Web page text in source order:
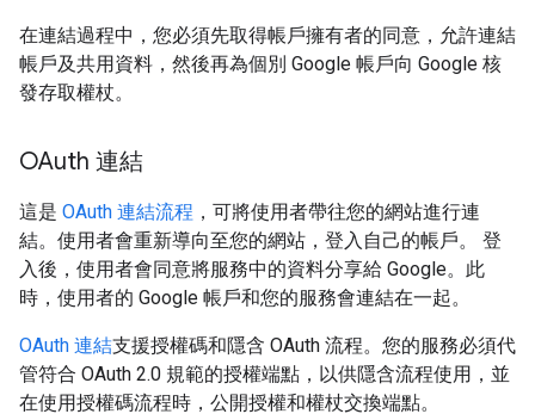
在連結過程中，您必須先取得帳戶擁有者的同意，允許連結
帳戶及共用資料，然後再為個別 Google 帳戶向 Google 核
發存取權杖。
OAuth 連結
這是 OAuth 連結流程 ，可將使用者帶往您的網站進行連
結。使用者會重新導向至您的網站，登入自己的帳戶。 登
入後，使用者會同意將服務中的資料分享給 Google。此
時，使用者的 Google 帳戶和您的服務會連結在一起。
OAuth 連結支援授權碼和隱含 OAuth 流程。您的服務必須代
管符合 OAuth 2.0 規範的授權端點，以供隱含流程使用，並
在使用授權碼流程時，公開授權和權杖交換端點。